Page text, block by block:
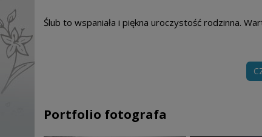
Ślub to wspaniała i piękna uroczystość rodzinna.
Portfolio fotografa